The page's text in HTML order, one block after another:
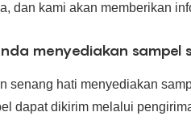
dan kami akan memberikan
menyediakan sampel
senang hati menyediakan
dapat dikirim melalui